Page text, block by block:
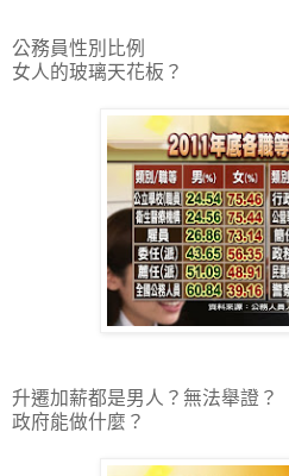
公務員性別比例
女人的玻璃天花板？
升遷加薪都是男人？無法舉證？
政府能做什麼？